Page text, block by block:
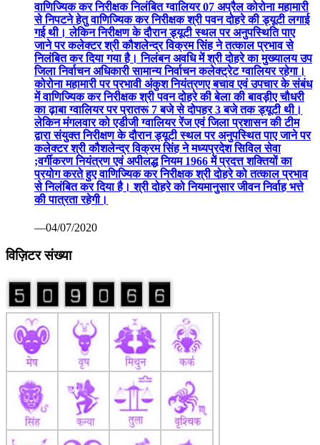
वाणिज्यिक कर निरीक्षक निलंबित ग्वालियर 07 अप्रैल कोरोना महामारी
से निपटने हेतु वाणिज्यिक कर निरीक्षक श्री पवन दोहरे की ड्यूटी लगाई
गई थी। लेकिन निरीक्षण के दौरान ड्यूटी स्थल पर अनुपस्थिति पाए
जाने पर कलेक्टर श्री कौशलेन्द्र विक्रम सिंह ने तत्काल प्रभाव से
निलंबित कर दिया गया है। निलंबन अवधि में श्री दोहरे का मुख्यालय उप
जिला निर्वाचन अधिकारी सामान्य निर्वाचन कलेक्ट्रेट ग्वालियर रहेगा।
कोरोना महामारी पर प्रभावी अंकुश नियंत्रणए बचाव एवं उपचार के संबंध
में वाणिज्यिक कर निरीक्षक श्री पवन दोहरे की बेला की बावड़ीए चौधरी
का ढ़ाबा ग्वालियर पर प्रातरू 7 बजे से दोपहर 3 बजे तक ड्यूटी थी।
लेकिन मंगलवार को एडीजी ग्वालियर रेंज एवं जिला प्रशासन की टीम
द्वारा संयुक्त निरीक्षण के दौरान ड्यूटी स्थल पर अनुपस्थित पाए जाने पर
कलेक्टर श्री कौशलेन्द्र विक्रम सिंह ने मध्यप्रदेश सिविल सेवा
;वर्गीकरण नियंत्रण एवं अपीलद्ध नियम 1966 में प्रदत्त शक्तियों का
प्रयोग करते हुए वाणिज्यिक कर निरीक्षक श्री दोहरे को तत्काल प्रभाव
से निलंबित कर दिया है। श्री दोहरे को नियमानुसार जीवन निर्वाह भत्ते
की पात्रता रहेगी।
—04/07/2020
विज़िटर संख्या